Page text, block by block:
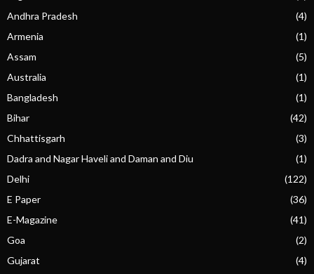
Andhra Pradesh
(4)
Armenia
(1)
Assam
(5)
Australia
(1)
Bangladesh
(1)
Bihar
(42)
Chhattisgarh
(3)
Dadra and Nagar Haveli and Daman and Diu
(1)
Delhi
(122)
E Paper
(36)
E-Magazine
(41)
Goa
(2)
Gujarat
(4)